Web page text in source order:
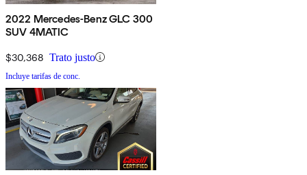
2022 Mercedes-Benz GLC 300
SUV 4MATIC
$30,368 Trato justo
Incluye tarifas de conc.